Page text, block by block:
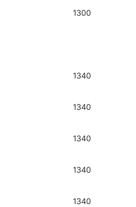
1300
1340
1340
1340
1340
1340